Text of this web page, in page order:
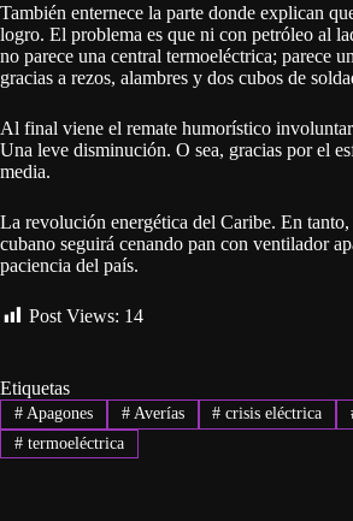
También enternece la parte donde explican
logro. El problema es que ni con petróleo al
no parece una central termoeléctrica; parece
gracias a rezos, alambres y dos cubos de
Al final viene el remate humorístico
Una leve disminución. O sea, gracias por el
media.
La revolución energética del Caribe. En
cubano seguirá cenando pan con ventilador
paciencia del país.
Post Views: 14
Etiquetas
#Apagones #Averías # crisis eléctrica
#termoeléctrica